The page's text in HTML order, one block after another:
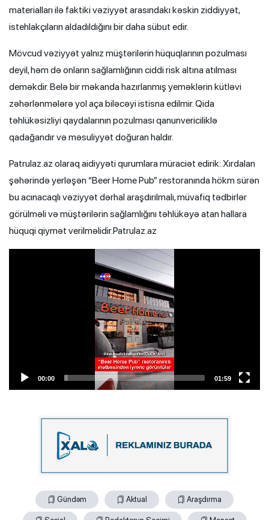
materialları ilə faktiki vəziyyət arasındakı kəskin ziddiyyət,
istehlakçıların aldadıldığını bir daha sübut edir.
Mövcud vəziyyət yalnız müştərilərin hüquqlarının pozulması
deyil, həm də onların sağlamlığının ciddi risk altına atılması
deməkdir. Belə bir məkanda hazırlanmış yeməklərin kütləvi
zəhərlənmələrə yol aça biləcəyi istisna edilmir. Qida
təhlükəsizliyi qaydalarının pozulması qanunvericiliklə
qadağandır və məsuliyyət doğuran haldır.
Patrulaz.az olaraq aidiyyəti qurumlara müraciət edirik: Xırdalan
şəhərində yerləşən “Beer Home Pub” restoranında hökm sürən
bu acınacaqlı vəziyyət dərhal araşdırılmalı, müvafiq tədbirlər
görülməli və müştərilərin sağlamlığını təhlükəyə atan hallara
hüquqi qiymət verilməlidir.Patrulaz.az
00:00 01:59
Gündəm Aktual Araşdırma